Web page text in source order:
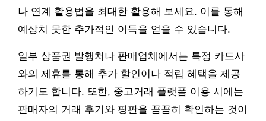
나 연계 활용법을 최대한 활용해 보세요. 이를 통해
예상치 못한 추가적인 이득을 얻을 수 있습니다.
일부 상품권 발행처나 판매업체에서는 특정 카드사
와의 제휴를 통해 추가 할인이나 적립 혜택을 제공
하기도 합니다. 또한, 중고거래 플랫폼 이용 시에는
판매자의 거래 후기와 평판을 꼼꼼히 확인하는 것이